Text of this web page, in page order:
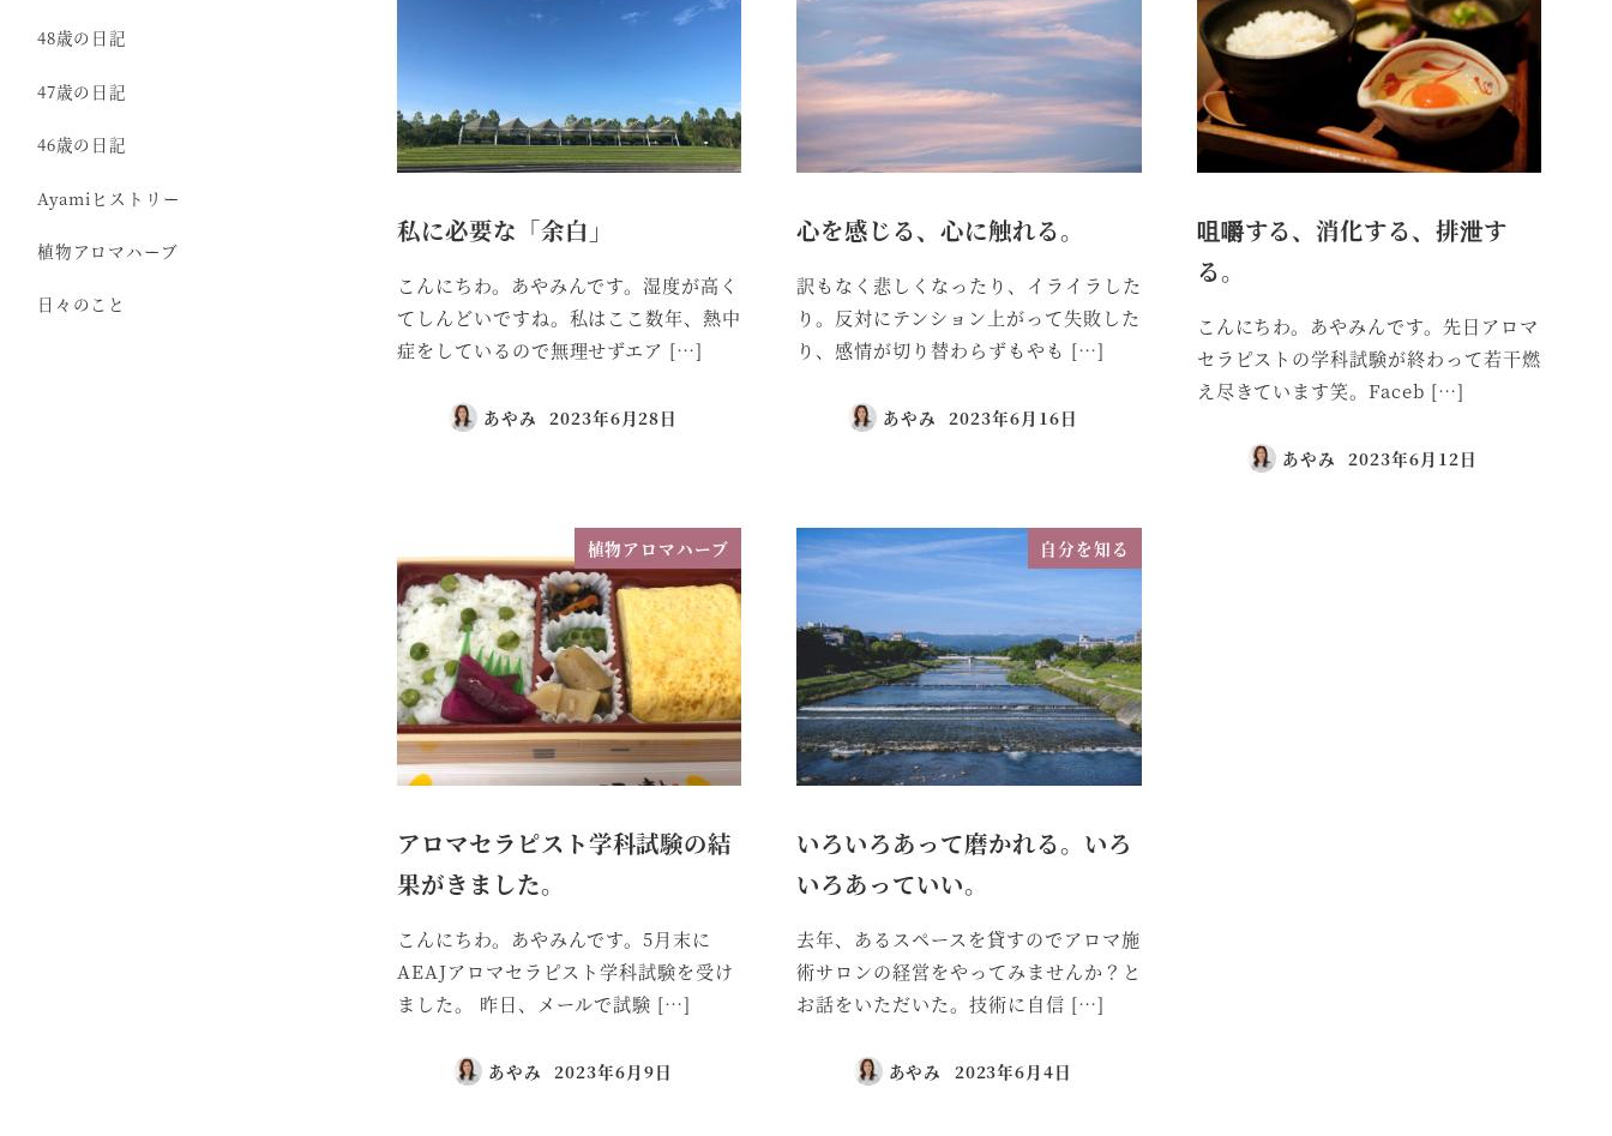
48歳の日記
47歳の日記
46歳の日記
Ayamiヒストリー
植物アロマハーブ
日々のこと
私に必要な「余白」
こんにちわ。あやみんです。湿度が高く
てしんどいですね。私はここ数年、熱中
症をしているので無理せずエア […]
あやみ 2023年6月28日
心を感じる、心に触れる。
訳もなく悲しくなったり、イライラした
り。反対にテンション上がって失敗した
り、感情が切り替わらずもやも […]
あやみ 2023年6月16日
咀嚼する、消化する、排泄す
る。
こんにちわ。あやみんです。先日アロマ
セラピストの学科試験が終わって若干燃
え尽きています笑。Faceb […]
あやみ 2023年6月12日
植物アロマハーブ
アロマセラピスト学科試験の結
果がきました。
こんにちわ。あやみんです。5月末に
AEAJアロマセラピスト学科試験を受け
ました。 昨日、メールで試験 […]
あやみ 2023年6月9日
自分を知る
いろいろあって磨かれる。いろ
いろあっていい。
去年、あるスペースを貸すのでアロマ施
術サロンの経営をやってみませんか？と
お話をいただいた。技術に自信 […]
あやみ 2023年6月4日